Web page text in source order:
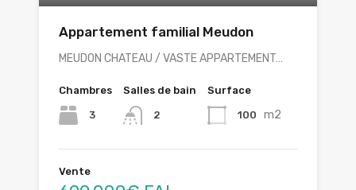
Appartement familial Meudon
MEUDON CHATEAU / VASTE APPARTEMENT…
Chambres
3
Salles de bain
2
Surface
100 m2
Vente